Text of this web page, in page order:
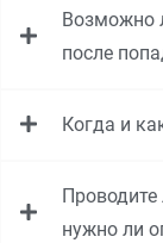
Возможно
после
Когда и
нужно ли